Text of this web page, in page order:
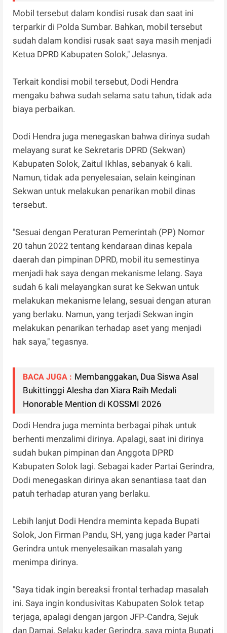
Mobil tersebut dalam kondisi rusak dan saat ini
terparkir di Polda Sumbar. Bahkan, mobil tersebut
sudah dalam kondisi rusak saat saya masih menjadi
Ketua DPRD Kabupaten Solok," Jelasnya.
Terkait kondisi mobil tersebut, Dodi Hendra
mengaku bahwa sudah selama satu tahun, tidak ada
biaya perbaikan.
Dodi Hendra juga menegaskan bahwa dirinya sudah
melayang surat ke Sekretaris DPRD (Sekwan)
Kabupaten Solok, Zaitul Ikhlas, sebanyak 6 kali.
Namun, tidak ada penyelesaian, selain keinginan
Sekwan untuk melakukan penarikan mobil dinas
tersebut.
"Sesuai dengan Peraturan Pemerintah (PP) Nomor
20 tahun 2022 tentang kendaraan dinas kepala
daerah dan pimpinan DPRD, mobil itu semestinya
menjadi hak saya dengan mekanisme lelang. Saya
sudah 6 kali melayangkan surat ke Sekwan untuk
melakukan mekanisme lelang, sesuai dengan aturan
yang berlaku. Namun, yang terjadi Sekwan ingin
melakukan penarikan terhadap aset yang menjadi
hak saya," tegasnya.
BACA JUGA : Membanggakan, Dua Siswa Asal
Bukittinggi Alesha dan Xiara Raih Medali
Honorable Mention di KOSSMI 2026
Dodi Hendra juga meminta berbagai pihak untuk
berhenti menzalimi dirinya. Apalagi, saat ini dirinya
sudah bukan pimpinan dan Anggota DPRD
Kabupaten Solok lagi. Sebagai kader Partai Gerindra,
Dodi menegaskan dirinya akan senantiasa taat dan
patuh terhadap aturan yang berlaku.
Lebih lanjut Dodi Hendra meminta kepada Bupati
Solok, Jon Firman Pandu, SH, yang juga kader Partai
Gerindra untuk menyelesaikan masalah yang
menimpa dirinya.
"Saya tidak ingin bereaksi frontal terhadap masalah
ini. Saya ingin kondusivitas Kabupaten Solok tetap
terjaga, apalagi dengan jargon JFP-Candra, Sejuk
dan Damai. Selaku kader Gerindra, saya minta Bupati